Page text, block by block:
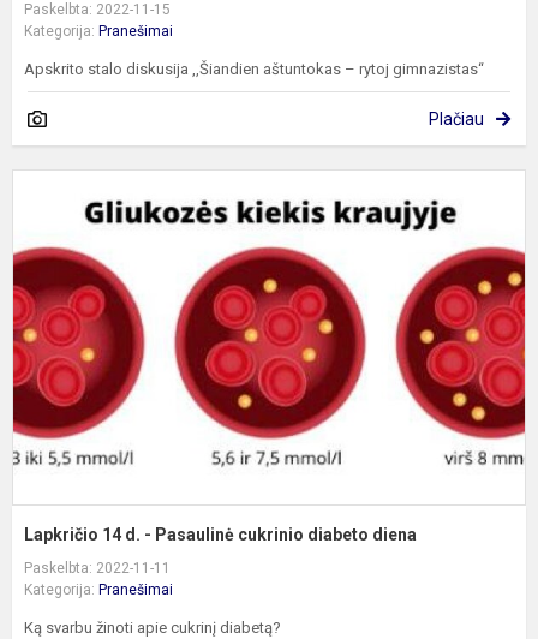
Paskelbta: 2022-11-15
Kategorija: Pranešimai
Apskrito stalo diskusija ,,Šiandien aštuntokas – rytoj gimnazistas“
Plačiau
Lapkričio 14 d. - Pasaulinė cukrinio diabeto diena
Paskelbta: 2022-11-11
Kategorija: Pranešimai
Ką svarbu žinoti apie cukrinį diabetą?